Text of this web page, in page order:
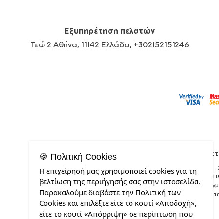
Εξυπηρέτηση πελατών
Τεώ 2 Αθήνα, 11142 Ελλάδα, +302152151246
🍪 Πολιτική Cookies
Η επιχείρησή μας χρησιμοποιεί cookies για τη
βελτίωση της περιήγησής σας στην ιστοσελίδα.
Παρακαλούμε διαβάστε την Πολιτική των
Cookies και επιλέξτε είτε το κουτί «Αποδοχή»,
είτε το κουτί «Απόρριψη» σε περίπτωση που